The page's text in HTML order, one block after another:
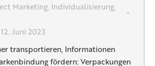
Marketing, Individualisierung,
12. Juni 2023
transportieren, Informationen
fördern: Verpackungen